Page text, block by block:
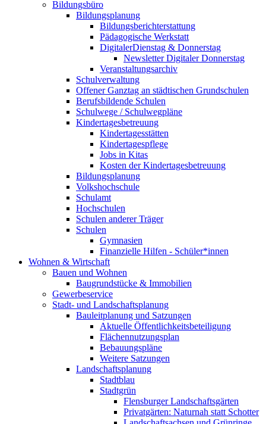
Bildungsbüro
Bildungsplanung
Bildungsberichterstattung
Pädagogische Werkstatt
DigitalerDienstag & Donnerstag
Newsletter Digitaler Donnerstag
Veranstaltungsarchiv
Schulverwaltung
Offener Ganztag an städtischen Grundschulen
Berufsbildende Schulen
Schulwege / Schulwegpläne
Kindertagesbetreuung
Kindertagesstätten
Kindertagespflege
Jobs in Kitas
Kosten der Kindertagesbetreuung
Bildungsplanung
Volkshochschule
Schulamt
Hochschulen
Schulen anderer Träger
Schulen
Gymnasien
Finanzielle Hilfen - Schüler*innen
Wohnen & Wirtschaft
Bauen und Wohnen
Baugrundstücke & Immobilien
Gewerbeservice
Stadt- und Landschaftsplanung
Bauleitplanung und Satzungen
Aktuelle Öffentlichkeitsbeteiligung
Flächennutzungsplan
Bebauungspläne
Weitere Satzungen
Landschaftsplanung
Stadtblau
Stadtgrün
Flensburger Landschaftsgärten
Privatgärten: Naturnah statt Schotter